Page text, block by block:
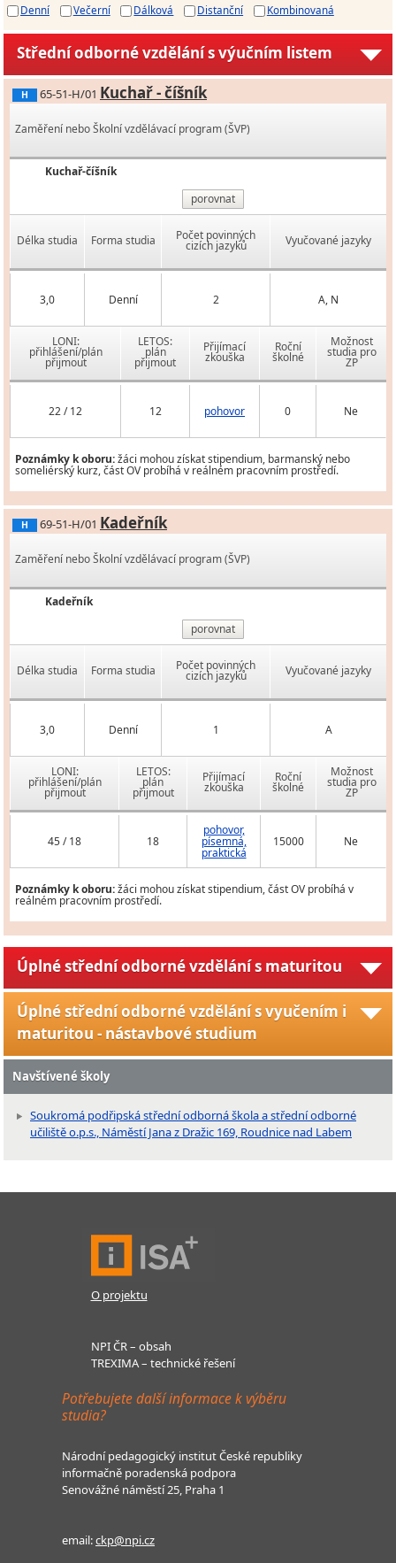
Denní
Večerní Dálková Distanční Kombinovaná
Střední odborné vzdělání s výučním listem
H 65-51-H/01 Kuchař - číšník
Zaměření nebo Školní vzdělávací program (ŠVP)
Kuchař-číšník
porovnat
Délka studia Forma studia Počet povinných
cizích jazyků Vyučované jazyky
3,0 Denní 2 A, N
LONI:
přihlášení/plán
přijmout
LETOS:
plán
přijmout
Přijímací
zkouška
Roční
školné
Možnost
studia pro
ZP
22 / 12 12 pohovor 0 Ne
Poznámky k oboru:žáci mohou získat stipendium, barmanský nebo
someliérský kurz, část OV probíhá v reálném pracovním prostředí.
H 69-51-H/01 Kadeřník
Zaměření nebo Školní vzdělávací program (ŠVP)
Kadeřník
porovnat
Délka studia Forma studia Počet povinných
cizích jazyků Vyučované jazyky
3,0 Denní 1 A
LONI:
přihlášení/plán
přijmout
LETOS:
plán
přijmout
Přijímací
zkouška
Roční
školné
Možnost
studia pro
ZP
45 / 18 18
pohovor,
písemná,
praktická
15000 Ne
Poznámky k oboru:žáci mohou získat stipendium, část OV probíhá v
reálném pracovním prostředí.
Úplné střední odborné vzdělání s maturitou
Úplné střední odborné vzdělání s vyučením i
maturitou - nástavbové studium
Navštívené školy
Soukromá podřipská střední odborná škola a střední odborné
učiliště o.p.s., Náměstí Jana z Dražic 169, Roudnice nad Labem
O projektu
NPI ČR – obsah
TREXIMA – technické řešení
Potřebujete další informace k výběru
studia?
Národní pedagogický institut České republiky
informačně poradenská podpora
Senovážné náměstí 25, Praha 1
email:ckp@npi.cz